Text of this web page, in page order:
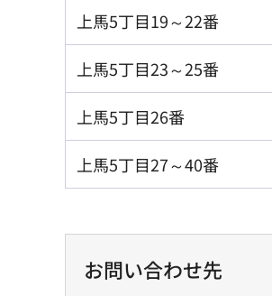
上馬5丁目19～22番
上馬5丁目23～25番
上馬5丁目26番
上馬5丁目27～40番
お問い合わせ先